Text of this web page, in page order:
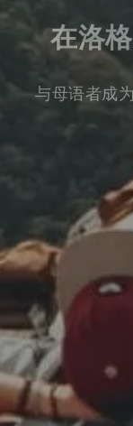
在洛
与母语者成